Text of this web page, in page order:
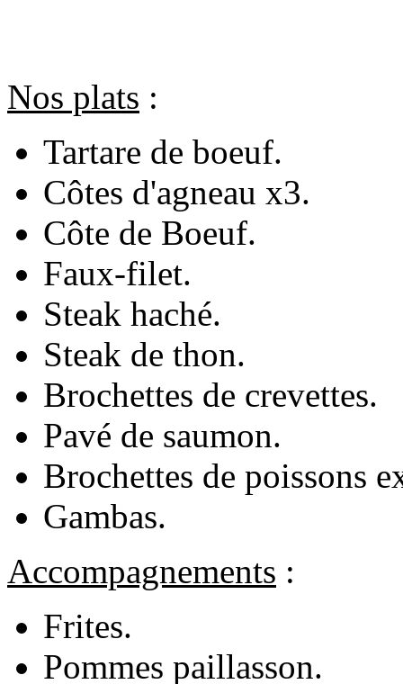
Nos plats :
Tartare de boeuf.
Côtes d'agneau x3.
Côte de Boeuf.
Faux-filet.
Steak haché.
Steak de thon.
Brochettes de crevettes.
Pavé de saumon.
Brochettes de poissons
Gambas.
Accompagnements :
Frites.
Pommes paillasson.